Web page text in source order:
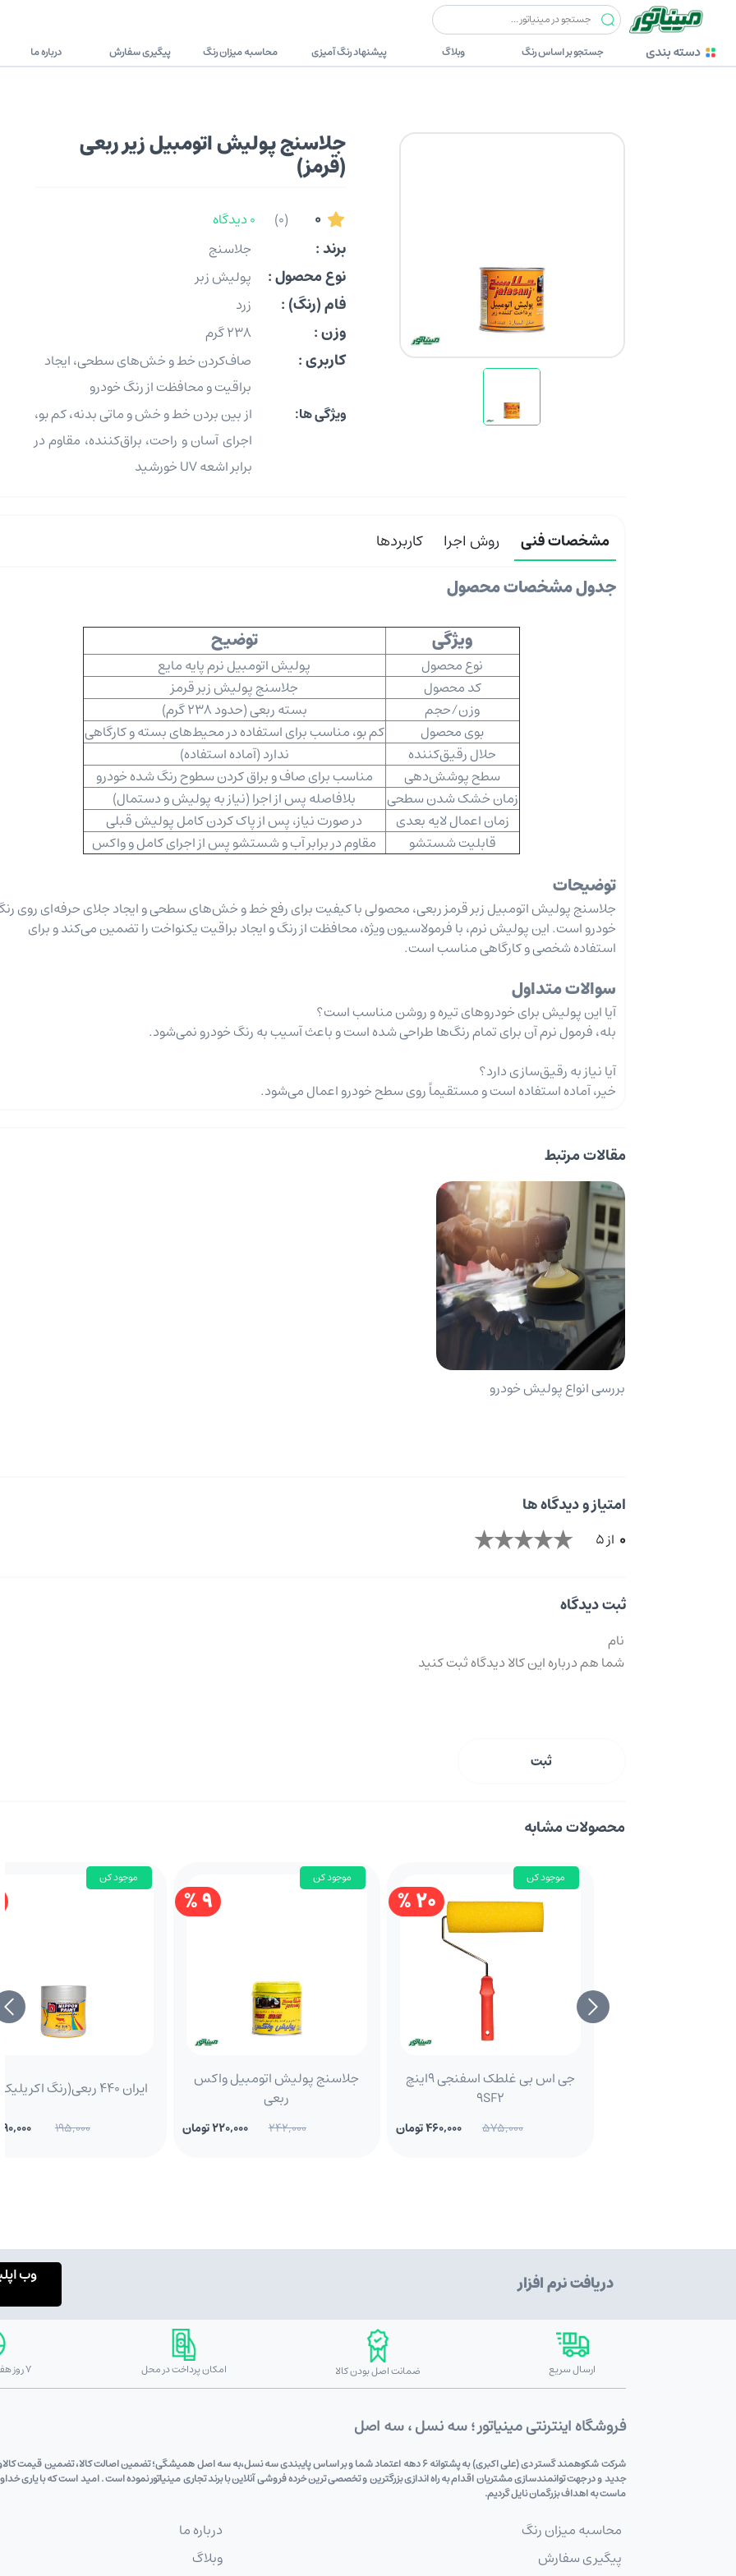
دسته بندی جستجو بر اساس رنگ وبلاگ پیشنهاد رنگ آمیزی محاسبه میزان رنگ پیگیری سفارش درباره ما
چسب ها جلاسنج جلاسنج پولیش اتومبیل زیر ربعی (قرمز)
جلاسنج پولیش اتومبیل زیر ربعی
(قرمز)
0
(0) 0 دیدگاه
برند : جلاسنج
نوع محصول : پولیش زبر
فام (رنگ) : زرد
وزن : 238 گرم
کاربری :
صاف‌کردن خط و خش‌های سطحی، ایجاد
براقیت و محافظت از رنگ خودرو
ویژگی ها:
از بین بردن خط و خش و ماتی بدنه، کم ‌بو،
اجرای آسان و راحت، براق‌کننده، مقاوم در
برابر اشعه UV خورشید
مشخصات فنی روش اجرا کاربردها
جدول مشخصات محصول
ویژگی
توضیح
نوع محصول
پولیش اتومبیل نرم پایه مایع
کد محصول
جلاسنج پولیش زبر قرمز
وزن/حجم
بسته ربعی (حدود 238 گرم)
بوی محصول
کم ‌بو، مناسب برای استفاده در محیط‌های بسته و کارگاهی
حلال رقیق‌کننده
ندارد (آماده استفاده)
سطح پوشش‌دهی
مناسب برای صاف و براق کردن سطوح رنگ شده خودرو
زمان خشک شدن سطحی
بلافاصله پس از اجرا (نیاز به پولیش و دستمال)
زمان اعمال لایه بعدی
در صورت نیاز، پس از پاک کردن کامل پولیش قبلی
قابلیت شستشو
مقاوم در برابر آب و شستشو پس از اجرای کامل و واکس
توضیحات
جلاسنج پولیش اتومبیل زبر قرمز ربعی، محصولی با کیفیت برای رفع خط و خش‌های سطحی و ایجاد جلای حرفه‌ای روی
خودرو است. این پولیش نرم، با فرمولاسیون ویژه، محافظت از رنگ و ایجاد براقیت یکنواخت را تضمین می‌کند و برای
استفاده شخصی و کارگاهی مناسب است.
سوالات متداول
آیا این پولیش برای خودروهای تیره و روشن مناسب است؟
بله، فرمول نرم آن برای تمام رنگ‌ها طراحی شده است و باعث آسیب به رنگ خودرو نمی‌شود.
آیا نیاز به رقیق‌سازی دارد؟
خیر، آماده استفاده است و مستقیماً روی سطح خودرو اعمال می‌شود.
مقالات مرتبط
بررسی انواع پولیش خودرو
امتیاز و دیدگاه ها
0 از 5
ثبت دیدگاه
ثبت
محصولات مشابه
20 %
موجود کن
جی اس بی غلطک اسفنجی 9اینچ
9SF2
575,000 460,000 تومان
9 %
موجود کن
جلاسنج پولیش اتومبیل واکس
ربعی
242,000 220,000 تومان
موجود کن
ایران 440 ربعی(رنگ اکریلیک زرد)
195,000
190,000
دریافت نرم افزار وب
ارسال سریع ضمانت اصل بودن کالا امکان پرداخت در محل 7 روز هفته 24 ساعته
فروشگاه اینترنتی مینیاتور ؛ سه نسل ، سه اصل
شرکت شکوهمند گستر دی (علی اکبری) به پشتوانه 6 دهه اعتماد شما و بر اساس پایبندی سه نسل،به سه اصل همیشگی؛ تضمین اصالت کالا،
جدید و در جهت توانمندسازی مشتریان اقدام به راه اندازی بزرگترین و تخصصی ترین خرده فروشی آنلاین با برند تجاری مینیاتور نموده است . امید است که با یاری
ماست به اهداف بزرگمان نایل گردیم.
محاسبه میزان رنگ
پیگیری سفارش
درباره ما
وبلاگ